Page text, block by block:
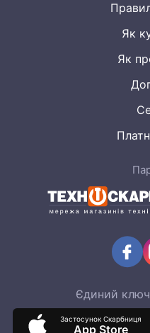
Як
Як
Єдиний ключ
Застосунок Скарбниця
App Store